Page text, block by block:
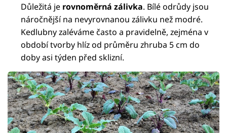
Důležitá je rovnoměrná zálivka. Bílé odrůdy jsou
náročnější na nevyrovnanou zálivku než modré.
Kedlubny zaléváme často a pravidelně, zejména v
období tvorby hlíz od průměru zhruba 5 cm do
doby asi týden před sklizní.